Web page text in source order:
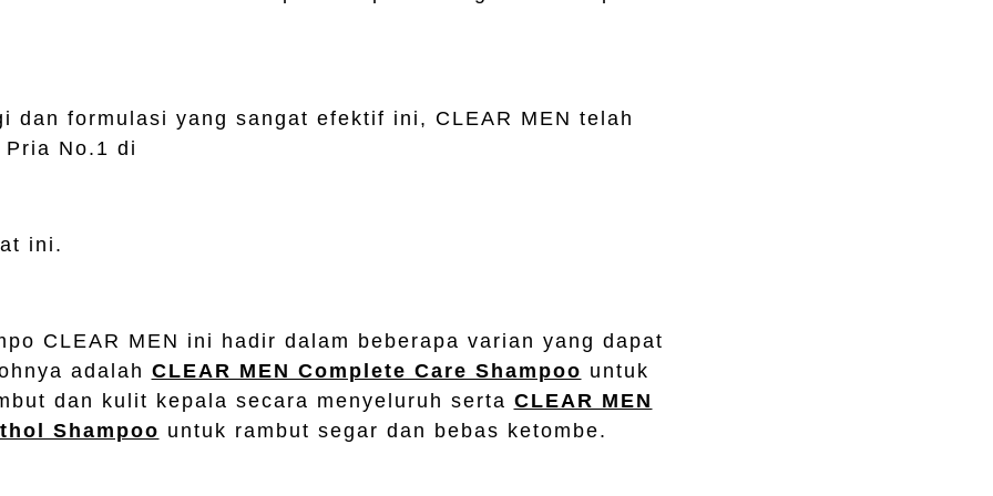
dan formulasi yang sangat efektif ini, CLEAR MEN telah
Pria No.1 di
ini.
CLEAR MEN ini hadir dalam beberapa varian yang dapat
adalah CLEAR MEN Complete Care Shampoo untuk
dan kulit kepala secara menyeluruh serta CLEAR MEN
Shampoo untuk rambut segar dan bebas ketombe.